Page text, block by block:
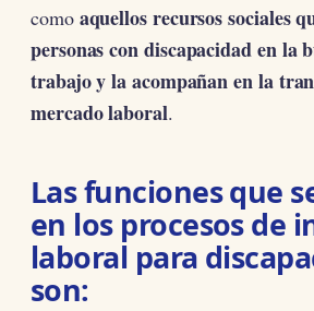
como aquellos recursos sociales
personas con discapacidad en la
trabajo y la acompañan en la
mercado laboral.
Las funciones que
en los procesos de
laboral para
son: